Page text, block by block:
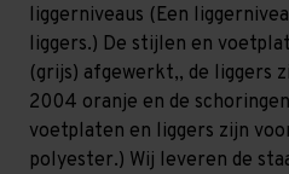
liggerniveaus (Een
liggers.) De stijlen en
(grijs) afgewerkt,, de liggers
2004 oranje en de
voetplaten en liggers zijn
polyester.) Wij leveren de